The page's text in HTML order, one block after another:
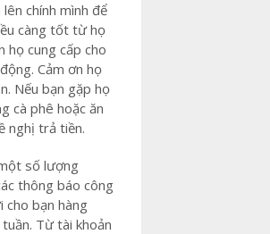
chính mình để
càng tốt từ họ
họ cung cấp cho
Cảm ơn họ
Nếu bạn gặp họ
cà phê hoặc ăn
nghị trả tiền.
số lượng
thông báo công
cho bạn hàng
Từ tài khoản